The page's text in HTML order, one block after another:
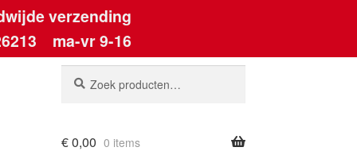
verzending
ma-vr 9-16
naar:
€0,00 0 items